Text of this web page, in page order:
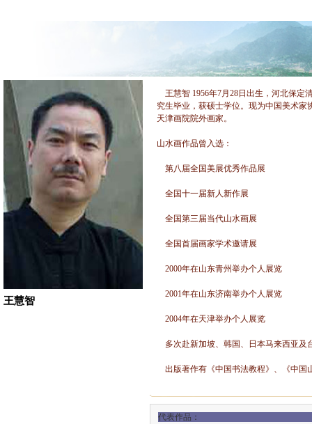
王慧智
王慧智 1956年7月28日出生，河北保定
究生毕业，获硕士学位。现为中国美术
天津画院院外画家。
山水画作品曾入选：
第八届全国美展优秀作品展
全国十一届新人新作展
全国第三届当代山水画展
全国首届画家学术邀请展
2000年在山东青州举办个人展览
2001年在山东济南举办个人展览
2004年在天津举办个人展览
多次赴新加坡、韩国、日本马来西亚及
出版著作有《中国书法教程》、《中国
代表